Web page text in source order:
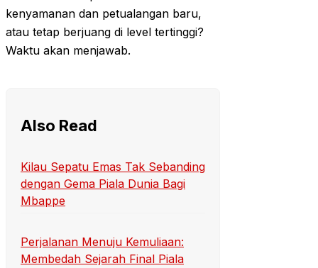
kenyamanan dan petualangan baru,
atau tetap berjuang di level tertinggi?
Waktu akan menjawab.
Also Read
Kilau Sepatu Emas Tak Sebanding
dengan Gema Piala Dunia Bagi
Mbappe
Perjalanan Menuju Kemuliaan:
Membedah Sejarah Final Piala